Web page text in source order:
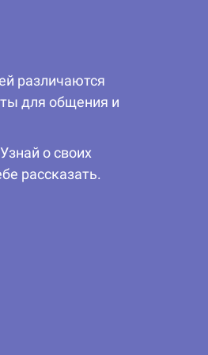
различаются
для общения и
о своих
рассказать.